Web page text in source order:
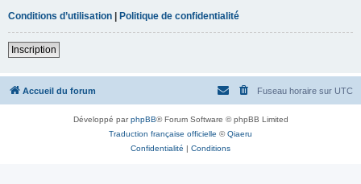
Conditions d’utilisation | Politique de confidentialité
Inscription
Accueil du forum Fuseau horaire sur UTC
Développé parphpBB® Forum Software © phpBB Limited
Traduction française officielle ©Qiaeru
Confidentialité | Conditions